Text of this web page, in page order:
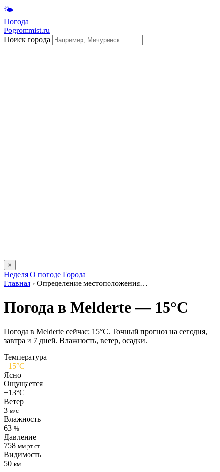
🌤
Погода
Pogrommist.ru
Поиск города
×
Неделя О погоде Города
Главная › Определение местоположения…
Погода в Meldertе — 15°C
Погода в Meldertе сейчас: 15°C. Точный прогноз на сегодня,
завтра и 7 дней. Влажность, ветер, осадки.
Температура
+15°C
Ясно
Ощущается
+13°C
Ветер
3 м/с
Влажность
63 %
Давление
758 мм рт.ст.
Видимость
50 км